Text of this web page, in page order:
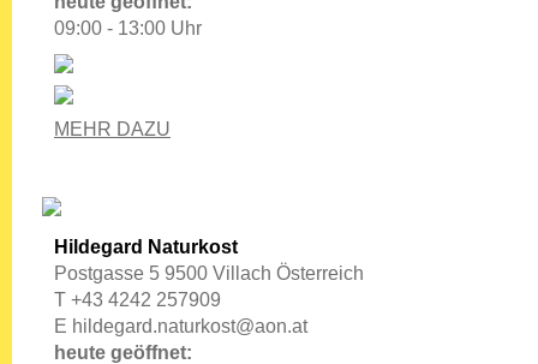
09:00 - 13:00 Uhr
MEHR DAZU
Hildegard Naturkost
Postgasse 5 9500 Villach Österreich
T +43 4242 257909
E hildegard.naturkost@aon.at
heute geöffnet: